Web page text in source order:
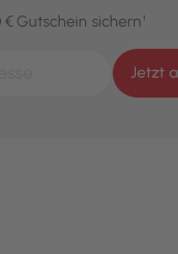
Gutschein sichern¹
Jetzt